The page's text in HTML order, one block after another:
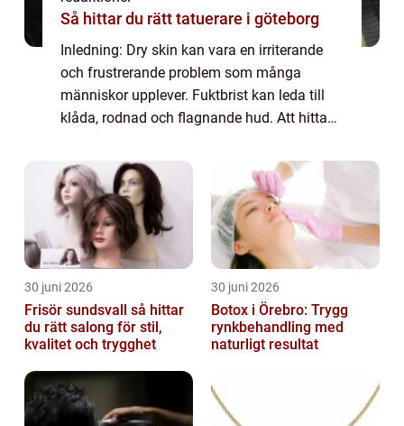
Så hittar du rätt tatuerare i göteborg
Inledning: Dry skin kan vara en irriterande
och frustrerande problem som många
människor upplever. Fuktbrist kan leda till
klåda, rodnad och flagnande hud. Att hitta
och bibehålla en frisk hudbarriär. I den...
30 juni 2026
Frisör sundsvall så hittar
du rätt salong för stil,
kvalitet och trygghet
30 juni 2026
Botox i Örebro: Trygg
rynkbehandling med
naturligt resultat